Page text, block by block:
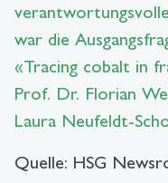
war die
«Tracing cobalt in
Prof. Dr. Florian
Laura Neufeldt-
Quelle: HSG